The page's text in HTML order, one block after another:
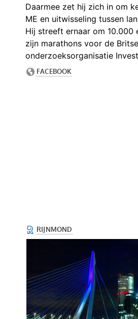
Daarmee zet hij zich in om
ME en uitwisseling tussen
Hij streeft ernaar om 10.000
zijn marathons voor de Britse
onderzoeksorganisatie